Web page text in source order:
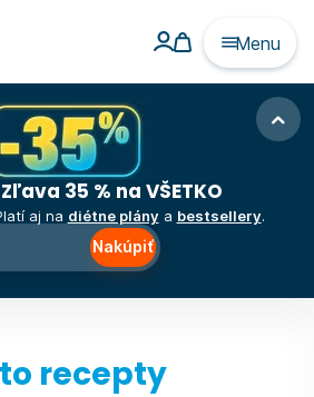
Menu
35 % na VŠETKO
aj na diétne plány a bestsellery.
Nakúpiť
recepty